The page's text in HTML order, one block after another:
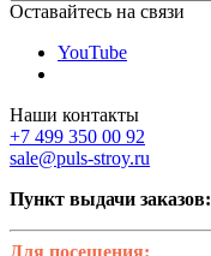
Оставайтесь на связи
YouTube
Наши контакты
+7 499 350 00 92
sale@puls-stroy.ru
Пункт выдачи заказов: